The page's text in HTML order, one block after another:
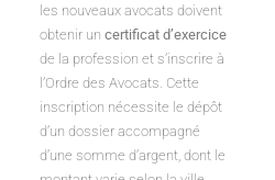
les nouveaux avocats doivent
obtenir un certificat d’exercice
de la profession et s’inscrire à
l’Ordre des Avocats. Cette
inscription nécessite le dépôt
d’un dossier accompagné
d’une somme d’argent, dont le